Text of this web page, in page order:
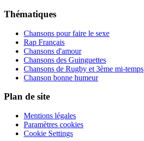
Thématiques
Chansons pour faire le sexe
Rap Français
Chansons d'amour
Chansons des Guinguettes
Chansons de Rugby et 3ème mi-temps
Chanson bonne humeur
Plan de site
Mentions légales
Paramètres cookies
Cookie Settings